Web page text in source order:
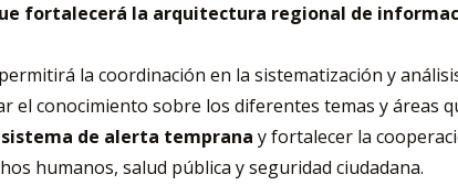
fortalecerá la arquitectura regional de
la coordinación en la sistematización y
el conocimiento sobre los diferentes temas y áreas
sistema de alerta temprana y fortalecer la
humanos, salud pública y seguridad ciudadana.